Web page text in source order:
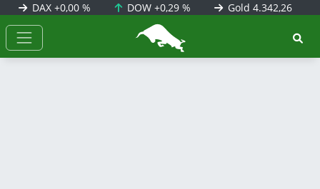
DAX +0,00 % DOW+0,29 % Gold 4.342,26
BörsenNEWS.de